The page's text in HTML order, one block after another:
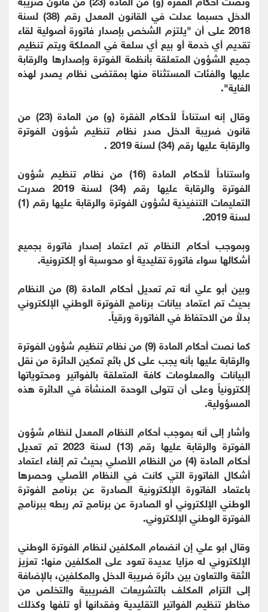
الدخل حسبما عدلت في القانون المعدل رقم (38) لسنة
2018 على أن "يلتزم الشخص بإصدار فاتورة أصولية لقاء
تقديم أي خدمة أو بيع أي سلعة في المملكة ويتم تنظيم
جميع الشؤون المتعلقة بأنظمة الفوترة وإصدارها والرقابة
عليها والفئات المستثناة منها بمقتضى نظام يصدر لهذه
الغاية".
وقال إنه استناداً لأحكام الفقرة (و) من المادة (23) من
قانون ضريبة الدخل صدر نظام تنظيم شؤون الفوترة
والرقابة عليها رقم (34) لسنة 2019 .
واستناداً لأحكام المادة (16) من نظام تنظيم شؤون
الفوترة والرقابة عليها رقم (34) لسنة 2019 صدرت
التعليمات التنفيذية لشؤون الفوترة والرقابة عليها رقم (1)
لسنة 2019.
وبموجب أحكام النظام تم اعتماد إصدار فاتورة بجميع
أشكالها سواء فاتورة تقليدية أو محوسبة أو إلكترونية.
وبين أبو علي أنه تم تعديل أحكام المادة (8) من النظام
بحيث تم اعتماد بيانات برنامج الفوترة الوطني الإلكتروني
بدلاً من الاحتفاظ في الفاتورة ورقياً.
كما نصت أحكام المادة (9) من نظام تنظيم شؤون الفوترة
والرقابة عليها بأنه يجب على كل بائع تمكين الدائرة من نقل
البيانات والمعلومات كافة المتعلقة بالفواتير ومحتوياتها
إلكترونياً وعلى أن تتولى الوحدة المنشأة في الدائرة هذه
المسؤولية.
وأشار إلى أنه بموجب أحكام النظام المعدل لنظام شؤون
الفوترة والرقابة عليها رقم (13) لسنة 2023 تم تعديل
أحكام المادة (4) من النظام الأصلي بحيث تم إلغاء اعتماد
أشكال الفاتورة التي كانت في النظام الأصلي وحصرها
باعتماد الفاتورة الإلكترونية الصادرة عن برنامج الفوترة
الوطني الإلكتروني أو الصادرة عن برنامج تم ربطه ببرنامج
الفوترة الوطني الإلكتروني.
وقال ابو علي إن انضمام المكلفين لنظام الفوترة الوطني
الإلكتروني له مزايا عديدة تعود على المكلفين منها: تعزيز
الثقة والتعاون بين دائرة ضريبة الدخل والمكلفين، بالإضافة
إلى التزام المكلف بالتشريعات الضريبية والتخلص من
مخاطر تنظيم الفواتير التقليدية وفقدانها أو تلفها وكذلك